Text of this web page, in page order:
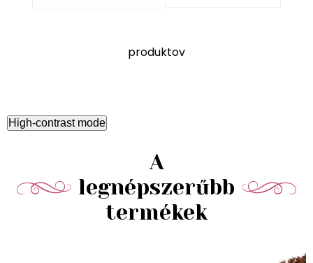
produktov
High-contrast mode
A
legnépszerűbb
termékek